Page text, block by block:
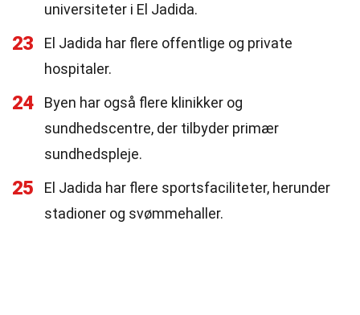
universiteter i El Jadida.
23
El Jadida har flere offentlige og private
hospitaler.
24
Byen har også flere klinikker og
sundhedscentre, der tilbyder primær
sundhedspleje.
25
El Jadida har flere sportsfaciliteter, herunder
stadioner og svømmehaller.